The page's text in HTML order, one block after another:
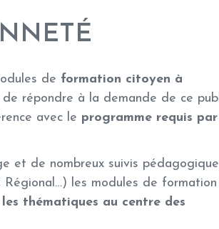
de formation citoyen à
répondre à la demande de ce
avec le programme requis
et de nombreux suivis
les modules de
thématiques au centre des